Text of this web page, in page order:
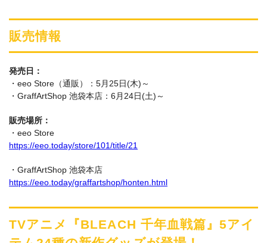
販売情報
発売日：
・eeo Store（通販）：5月25日(木)～
・GraffArtShop 池袋本店：6月24日(土)～
販売場所：
・eeo Store
https://eeo.today/store/101/title/21
・GraffArtShop 池袋本店
https://eeo.today/graffartshop/honten.html
TVアニメ『BLEACH 千年血戦篇』5アイ